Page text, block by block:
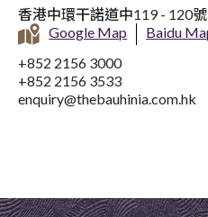
香港中環干諾道中119 - 120號
Google Map
Baidu
+852 2156 3000
+852 2156 3533
enquiry@thebauhinia.com.hk